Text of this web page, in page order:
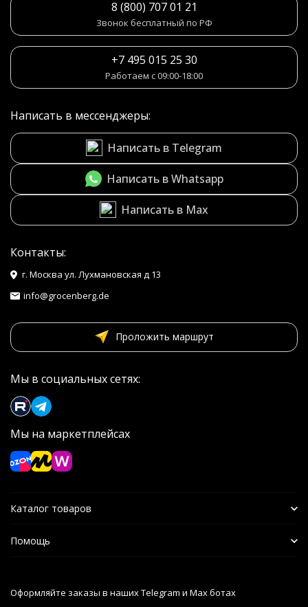
8 (800) 707 01 21
Звонок бесплатный по РФ
+7 495 015 25 30
Работаем с 09:00-18:00
Написать в мессенджеры:
Написать в Telegram
Написать в Whatsapp
Написать в Max
Контакты:
г. Москва ул. Лухмановская д 13
info@grocenberg.de
Проложить маршрут
Мы в социальных сетях:
Мы на маркетплейсах
Каталог товаров
Помощь
Оформляйте заказы в наших Telegram и Max ботах